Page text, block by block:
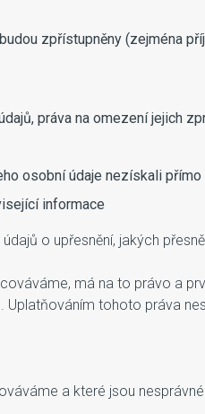
zpřístupněny (zejména
práva na omezení jejich
osobní údaje nezískali přímo
informace
o upřesnění, jakých
má na to právo a
tohoto práva
a které jsou